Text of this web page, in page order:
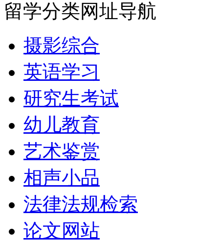
留学分类网址导航
摄影综合
英语学习
研究生考试
幼儿教育
艺术鉴赏
相声小品
法律法规检索
论文网站